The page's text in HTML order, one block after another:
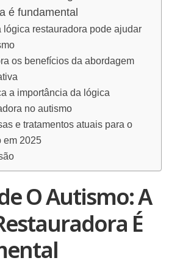
é fundamental
lógica restauradora pode ajudar
os benefícios da abordagem
a importância da lógica
no autismo
e tratamentos atuais para o
em 2025
O Autismo: A
É